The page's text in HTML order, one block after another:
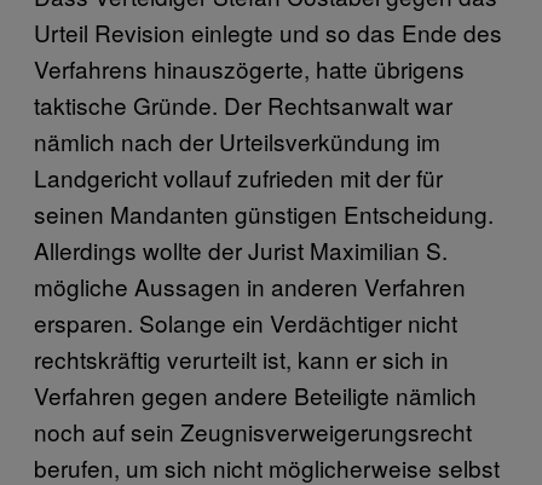
Urteil Revision einlegte und so das Ende des
Verfahrens hinauszögerte, hatte übrigens
taktische Gründe. Der Rechtsanwalt war
nämlich nach der Urteilsverkündung im
Landgericht vollauf zufrieden mit der für
seinen Mandanten günstigen Entscheidung.
Allerdings wollte der Jurist Maximilian S.
mögliche Aussagen in anderen Verfahren
ersparen. Solange ein Verdächtiger nicht
rechtskräftig verurteilt ist, kann er sich in
Verfahren gegen andere Beteiligte nämlich
noch auf sein Zeugnisverweigerungsrecht
berufen, um sich nicht möglicherweise selbst